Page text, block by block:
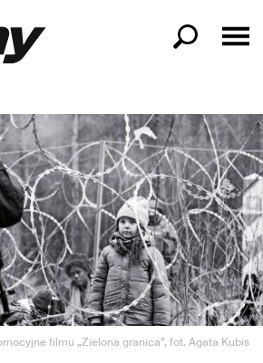
filmu „Zielona granica”, fot. Agata Kubis